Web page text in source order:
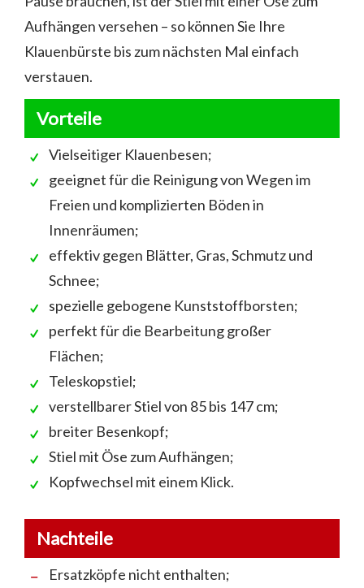
Aufhängen versehen – so können Sie Ihre
Klauenbürste bis zum nächsten Mal einfach
verstauen.
Vorteile
Vielseitiger Klauenbesen;
geeignet für die Reinigung von Wegen im
Freien und komplizierten Böden in
Innenräumen;
effektiv gegen Blätter, Gras, Schmutz und
Schnee;
spezielle gebogene Kunststoffborsten;
perfekt für die Bearbeitung großer
Flächen;
Teleskopstiel;
verstellbarer Stiel von 85 bis 147 cm;
breiter Besenkopf;
Stiel mit Öse zum Aufhängen;
Kopfwechsel mit einem Klick.
Nachteile
Ersatzköpfe nicht enthalten;